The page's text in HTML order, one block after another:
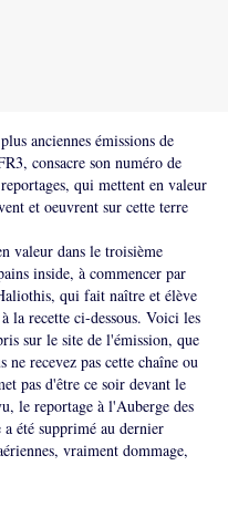
anciennes émissions de
consacre son numéro de
qui mettent en valeur
et oeuvrent sur cette terre
valeur dans le troisième
inside, à commencer par
qui fait naître et élève
la recette ci-dessous. Voici les
sur le site de l'émission, que
ne recevez pas cette chaîne ou
pas d'être ce soir devant le
le reportage à l'Auberge des
été supprimé au dernier
vraiment dommage,